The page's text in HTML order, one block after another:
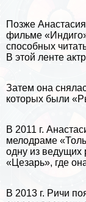
Позже
фильме
способных
В этой ленте
Затем она
которых были
В 2011 г.
мелодраме
одну из ведущих
«Цезарь», где
В 2013 г. Ричи